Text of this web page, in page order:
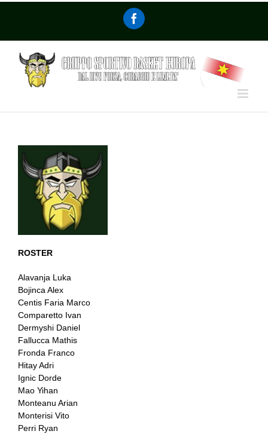
ROSTER
Alavanja Luka
Bojinca Alex
Centis Faria Marco
Comparetto Ivan
Dermyshi Daniel
Fallucca Mathis
Fronda Franco
Hitay Adri
Ignic Dorde
Mao Yihan
Monteanu Arian
Monterisi Vito
Perri Ryan